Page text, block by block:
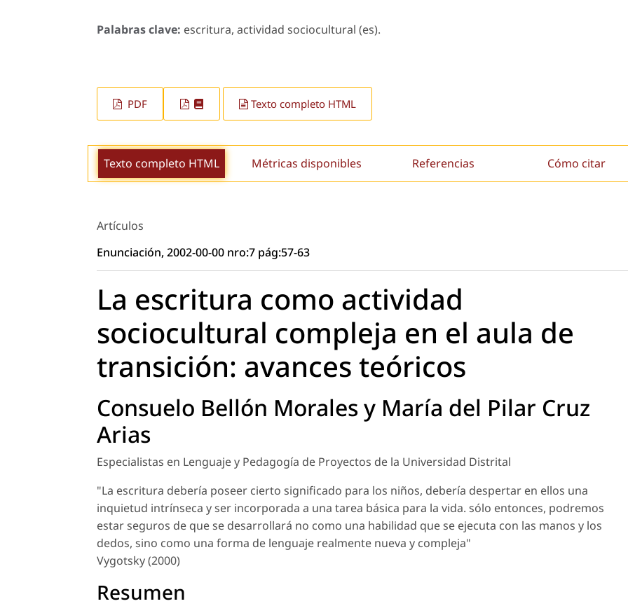
Palabras clave: escritura, actividad sociocultural (es).
PDF Texto completo HTML
Texto completo HTML Métricas disponibles Referencias Cómo citar
Artículos
Enunciación, 2002-00-00 nro:7 pág:57-63
La escritura como actividad
sociocultural compleja en el aula de
transición: avances teóricos
Consuelo Bellón Morales y María del Pilar Cruz
Arias
Especialistas en Lenguaje y Pedagogía de Proyectos de la Universidad Distrital
"La escritura debería poseer cierto significado para los niños, debería despertar en ellos una
inquietud intrínseca y ser incorporada a una tarea básica para la vida. sólo entonces, podremos
estar seguros de que se desarrollará no como una habilidad que se ejecuta con las manos y los
dedos, sino como una forma de lenguaje realmente nueva y compleja"
Vygotsky (2000)
Resumen